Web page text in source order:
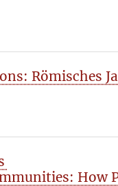
Römisches
How